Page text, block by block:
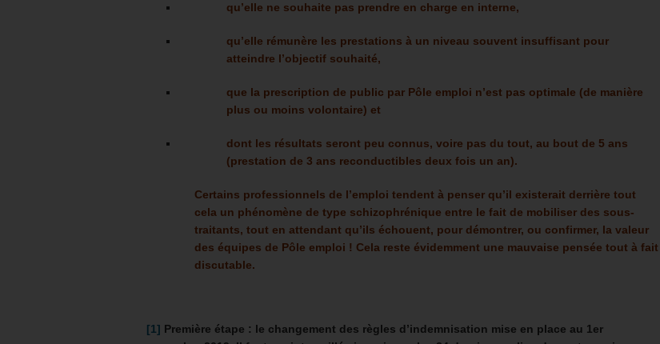
qu’elle ne souhaite pas prendre en charge en interne,
qu’elle rémunère les prestations à un niveau souvent insuffisant pour
atteindre l’objectif souhaité,
que la prescription de public par Pôle emploi n’est pas optimale (de manière
plus ou moins volontaire) et
dont les résultats seront peu connus, voire pas du tout, au bout de 5 ans
(prestation de 3 ans reconductibles deux fois un an).
Certains professionnels de l’emploi tendent à penser qu’il existerait derrière tout
cela un phénomène de type schizophrénique entre le fait de mobiliser des sous-
traitants, tout en attendant qu’ils échouent, pour démontrer, ou confirmer, la valeur
des équipes de Pôle emploi ! Cela reste évidemment une mauvaise pensée tout à fait
discutable.
[1] Première étape : le changement des règles d’indemnisation mise en place au 1er